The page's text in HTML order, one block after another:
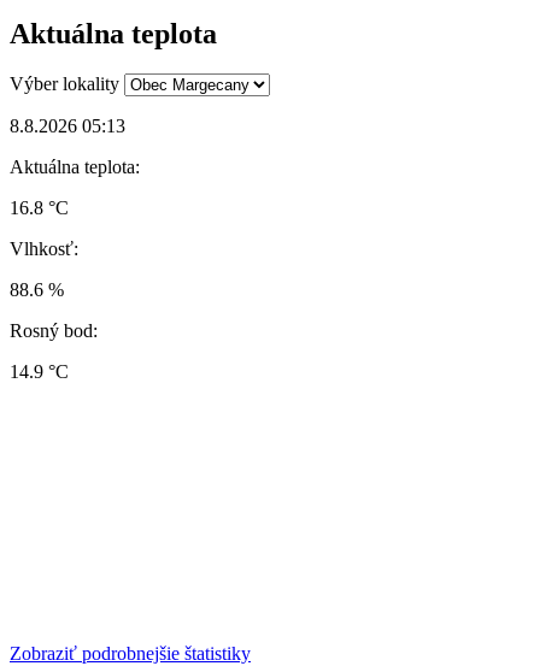
Aktuálna teplota
Výber lokality
8.8.2026 05:13
Aktuálna teplota:
16.8 °C
Vlhkosť:
88.6 %
Rosný bod:
14.9 °C
Zobraziť podrobnejšie štatistiky